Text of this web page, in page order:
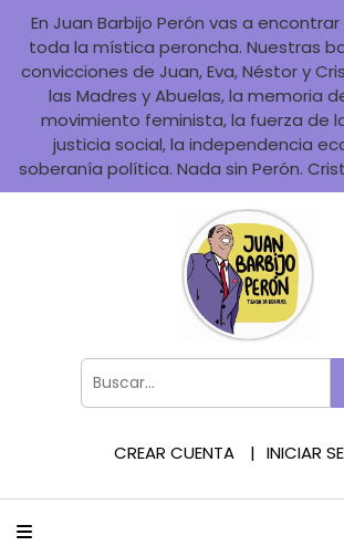
En Juan Barbijo Perón vas a
toda la mística peroncha. Nuestras
convicciones de Juan, Eva, Néstor y
las Madres y Abuelas, la memoria
movimiento feminista, la fuerza de
justicia social, la independencia
soberanía política. Nada sin Perón.
CREAR CUENTA INICIAR